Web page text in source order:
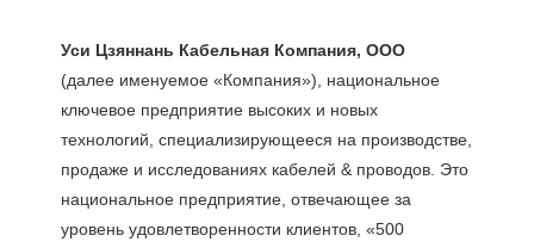
(далее именуемое «Компания»), национальное
ключевое предприятие высоких и новых
технологий, специализирующееся на производстве,
продаже и исследованиях кабелей & проводов. Это
национальное предприятие, отвечающее за
уровень удовлетворенности клиентов, «500